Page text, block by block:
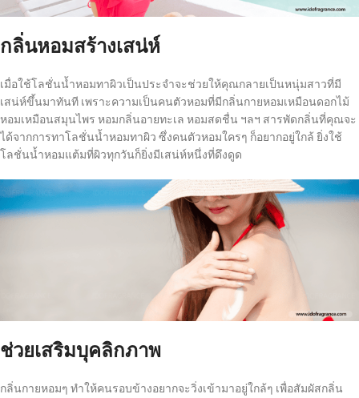
กลิ่นหอมสร้างเสน่ห์
เมื่อใช้โลชั่นน้ำหอมทาผิวเป็นประจำจะช่วยให้คุณกลายเป็นหนุ่มสาวที่มี
เสน่ห์ขึ้นมาทันที เพราะความเป็นคนตัวหอมที่มีกลิ่นกายหอมเหมือนดอกไม้
หอมเหมือนสมุนไพร หอมกลิ่นอายทะเล หอมสดชื่น ฯลฯ สารพัดกลิ่นที่คุณจะ
ได้จากการทาโลชั่นน้ำหอมทาผิว ซึ่งคนตัวหอมใครๆ ก็อยากอยู่ใกล้ ยิ่งใช้
โลชั่นน้ำหอมแต้มที่ผิวทุกวันก็ยิ่งมีเสน่ห์หนึ่งที่ดึงดูด
ช่วยเสริมบุคลิกภาพ
กลิ่นกายหอมๆ ทำให้คนรอบข้างอยากจะวิ่งเข้ามาอยู่ใกล้ๆ เพื่อสัมผัสกลิ่น